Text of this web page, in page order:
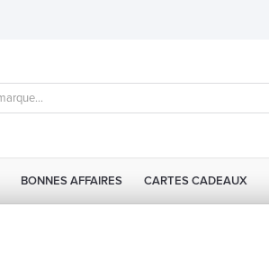
BONNES AFFAIRES CARTES CADEAUX